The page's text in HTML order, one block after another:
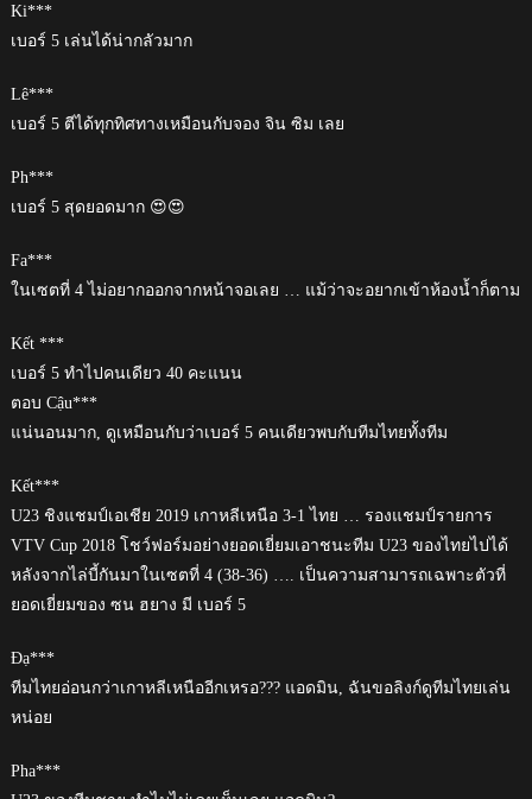
Ki***
เบอร์ 5 เล่นได้น่ากลัวมาก
Lê***
เบอร์ 5 ตีได้ทุกทิศทางเหมือนกับจอง จิน ซิม เลย
Ph***
เบอร์ 5 สุดยอดมาก 😍😍
Fa***
ในเซตที่ 4 ไม่อยากออกจากหน้าจอเลย … แม้ว่าจะอยากเข้าห้องน้ำก็ตาม
Kết ***
เบอร์ 5 ทำไปคนเดียว 40 คะแนน
ตอบ Cậu***
แน่นอนมาก, ดูเหมือนกับว่าเบอร์ 5 คนเดียวพบกับทีมไทยทั้งทีม
Kết***
U23 ชิงแชมป์เอเชีย 2019 เกาหลีเหนือ 3-1 ไทย … รองแชมป์รายการ
VTV Cup 2018 โชว์ฟอร์มอย่างยอดเยี่ยมเอาชนะทีม U23 ของไทยไปได้
หลังจากไล่บี้กันมาในเซตที่ 4 (38-36) …. เป็นความสามารถเฉพาะตัวที่
ยอดเยี่ยมของ ซน ฮยาง มี เบอร์ 5
Đạ***
ทีมไทยอ่อนกว่าเกาหลีเหนืออีกเหรอ??? แอดมิน, ฉันขอลิงก์ดูทีมไทยเล่น
หน่อย
Pha***